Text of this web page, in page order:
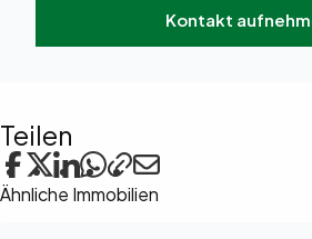
Kontakt
Teilen
Ähnliche Immobilien